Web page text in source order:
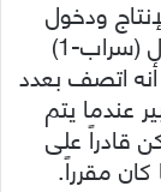
ودخول
الخدمة، وعلى الرغم من أن الإصدار الأول (سراب-1)
اتصف بعدد
عندما يتم
قادراً على
مقرراً.